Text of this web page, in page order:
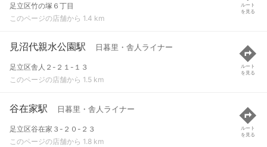
足立区竹の塚６丁目
このページの店舗から 1.4 km
ルート
を見る
見沼代親水公園駅 日暮里・舎人ライナー
足立区舎人２-２１-１３
このページの店舗から 1.5 km
ルート
を見る
谷在家駅 日暮里・舎人ライナー
足立区谷在家３-２０-２３
このページの店舗から 1.8 km
ルート
を見る